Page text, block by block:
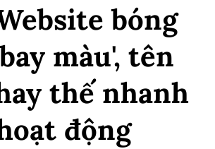
bóng
màu', tên
thế nhanh
động